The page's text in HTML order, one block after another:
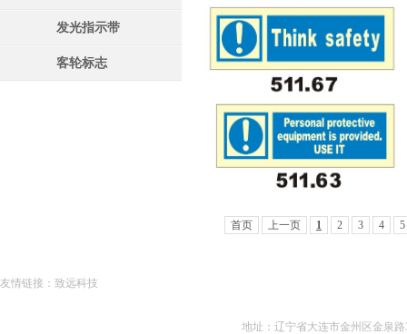
发光指示带
客轮标志
首页 上一页 1 2 3 4 5
友情链接： 致远科技
地址：辽宁省大连市金州区金泉路